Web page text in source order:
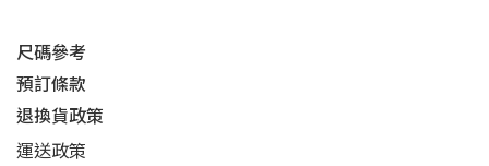
尺碼參考
預訂條款
退換貨政策​
運送政策​